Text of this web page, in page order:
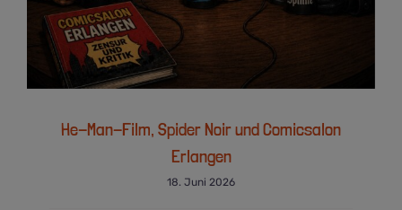
He-Man-Film, Spider Noir und Comicsalon
Erlangen
18. Juni 2026